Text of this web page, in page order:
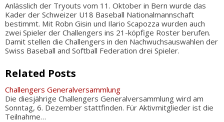
Anlässlich der Tryouts vom 11. Oktober in Bern wurde das
Kader der Schweizer U18 Baseball Nationalmannschaft
bestimmt. Mit Robn Gisin und Ilario Scapozza wurden auch
zwei Spieler der Challengers ins 21-köpfige Roster berufen.
Damit stellen die Challengers in den Nachwuchsauswahlen der
Swiss Baseball and Softball Federation drei Spieler.
Related Posts
Challengers Generalversammlung
Die diesjährige Challengers Generalversammlung wird am
Sonntag, 6. Dezember stattfinden. Für Aktivmitglieder ist die
Teilnahme…